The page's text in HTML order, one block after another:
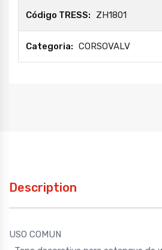
Código TRESS: ZH1801
Categoria: CORSOVALV
Description
USO COMUN